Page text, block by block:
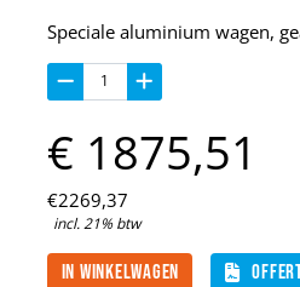
Speciale aluminium wagen,
€2269,37
incl. 21% btw
€ 1875,51
In winkelwagen